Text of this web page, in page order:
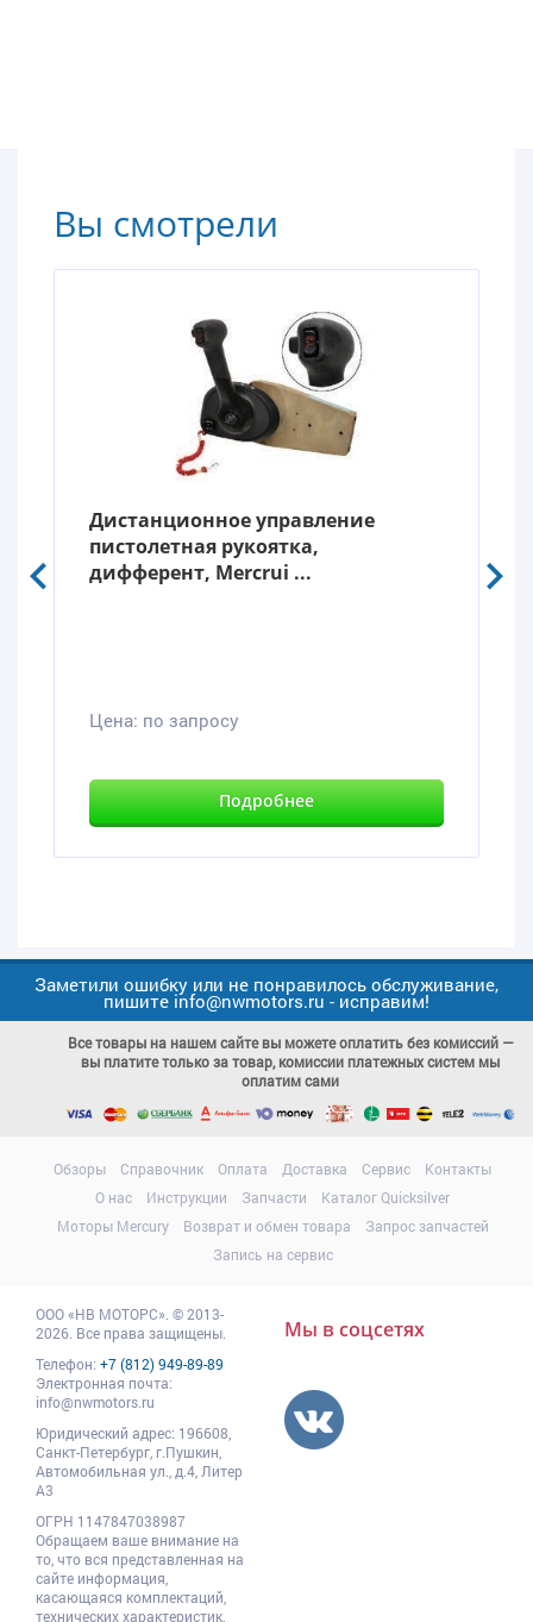
Вы смотрели
Дистанционное управление
пистолетная рукоятка,
дифферент, Mercrui ...
Цена: по запросу
Подробнее
Заметили ошибку или не понравилось обслуживание,
пишите info@nwmotors.ru - исправим!
Все товары на нашем сайте вы можете оплатить без комиссий —
вы платите только за товар, комиссии платежных систем мы
оплатим сами
Обзоры Справочник Оплата Доставка Сервис
Контакты
О нас
Инструкции Запчасти
Каталог Quicksilver
Моторы Mercury
Возврат и обмен товара
Запрос запчастей
Запись на сервис
ООО«НВ МОТОРС» © 2013-
2026. Все права защищены.
Телефон: +7 (812) 949-89-89
Электронная почта:
info@nwmotors.ru
Юридический адрес: 196608
Санкт-Петербург, г.Пушкин
Автомобильная ул., д.4, Литер
А3
ОГРН 1147847038987
Обращаем ваше внимание на
то, что вся представленная на
сайте информация,
касающаяся комплектаций,
технических характеристик,
Мы в соцсетях